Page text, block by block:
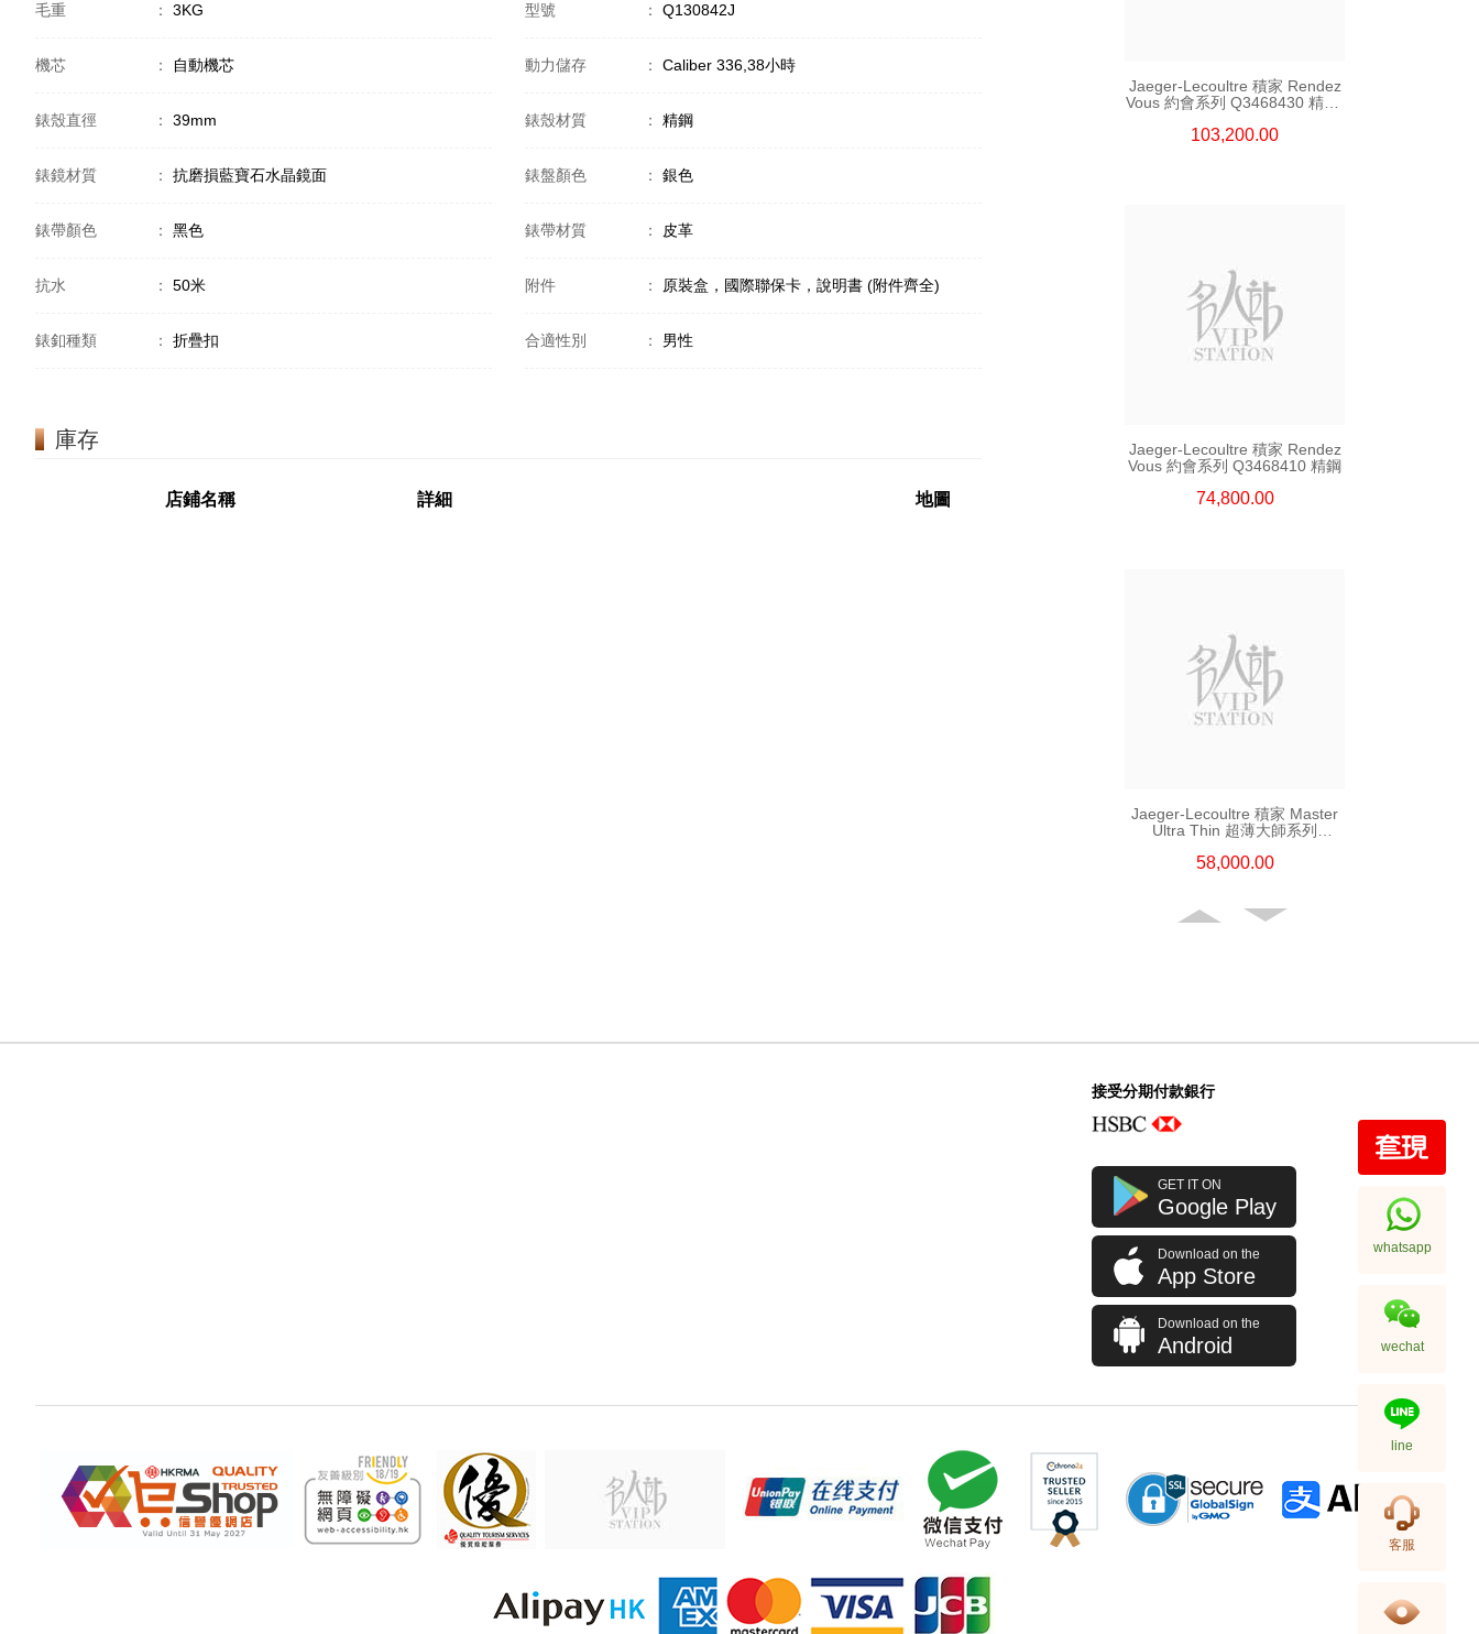
毛重 ： 3KG 型號 ： Q130842J
機芯 ： 自動機芯 動力儲存 ： Caliber 336,38小時
錶殼直徑 ： 39mm 錶殼材質 ： 精鋼
錶鏡材質 ： 抗磨損藍寶石水晶鏡面 錶盤顏色 ： 銀色
錶帶顏色 ： 黑色 錶帶材質 ： 皮革
抗水 ： 50米 附件 ： 原裝盒，國際聯保卡，說明書 (附件齊全)
錶釦種類 ： 折疊扣 合適性別 ： 男性
庫存
店鋪名稱 詳細 地圖
Jaeger-Lecoultre 積家 Rendez
Vous 約會系列 Q3468430 精鋼/
103,200.00
Jaeger-Lecoultre 積家 Rendez
Vous 約會系列 Q3468410 精鋼
74,800.00
Jaeger-Lecoultre 積家 Master
Ultra Thin 超薄大師系列
58,000.00
Jaeger-Lecoultre 積家 Master
Ultra Thin 超薄大師系列
Q1368480 精鋼
75,600.00
接受分期付款銀行
GET IT ON
Google Play
Download on the
App Store
Download on the
Android
whatsapp
wechat
line
客服